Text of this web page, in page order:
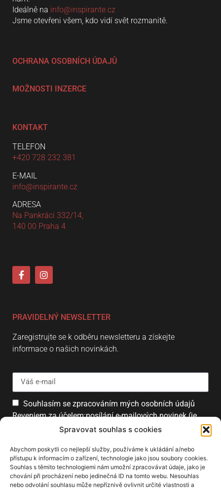
Spravovat souhlas s cookies
Abychom poskytli co nejlepší služby, používáme k ukládání a/nebo
přístupu k informacím o zařízení, technologie jako jsou soubory cookies.
Souhlas s těmito technologiemi nám umožní zpracovávat údaje, jako je
chování při procházení nebo jedinečná ID na tomto webu. Nesouhlas
nebo odvolání souhlasu může nepříznivě ovlivnit určité vlastnosti a
Ideálně na info@inspirante.cz
Jsme otevřeni všem, kdo vidí svět rozmanitě.
OCHRANA OSOBNÍCH ÚDAJŮ
MOŽNOSTI INZERCE
KONTAKT
TELEFON
+420 728 232 381
E-MAIL
info@inspirante.cz
ADRESA
Na Pankráci 332/14,
140 00 Praha 4
PRAVIDELNÝ NEWSLETTER
Zaregistrujte se k odběru newsletteru a získejte
informace o našich novinkách.
Souhlasím se zpracováním mých osobních údajů
Reveniem za účelem:posílání e-mailových novinek (je
možné se kdykoliv odhlásit).
Přihlásit